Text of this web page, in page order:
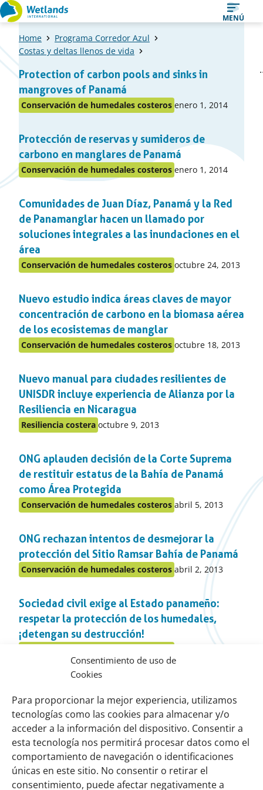
Consentimiento de uso de
Cookies
Para proporcionar la mejor experiencia, utilizamos
tecnologías como las cookies para almacenar y/o
acceder a la información del dispositivo. Consentir a
esta tecnología nos permitirá procesar datos como el
comportamiento de navegación o identificaciones
únicas en este sitio. No consentir o retirar el
consentimiento, puede afectar negativamente a
Ir
al
contenido
MENÚ
Home
Programa Corredor Azul
Costas y deltas llenos de vida
Una
lista
de
items
Protection of carbon pools and sinks in
mangroves of Panamá
Publicado
el
apartado
Conservación de humedales costeros Publicado
enero 1, 2014
Protección de reservas y sumideros de
carbono en manglares de Panamá
Publicado
el
apartado
Conservación de humedales costeros Publicado
enero 1, 2014
Comunidades de Juan Díaz, Panamá y la Red
de Panamanglar hacen un llamado por
soluciones integrales a las inundaciones en el
área
Publicado
el
apartado
Conservación de humedales costeros Publicado
octubre 24, 2013
Nuevo estudio indica áreas claves de mayor
concentración de carbono en la biomasa aérea
de los ecosistemas de manglar
Publicado
el
apartado
Conservación de humedales costeros Publicado
octubre 18, 2013
Nuevo manual para ciudades resilientes de
UNISDR incluye experiencia de Alianza por la
Resiliencia en Nicaragua
Publicado
el
apartado
Resiliencia costera Publicado
octubre 9, 2013
ONG aplauden decisión de la Corte Suprema
de restituir estatus de la Bahía de Panamá
como Área Protegida
Publicado
el
apartado
Conservación de humedales costeros Publicado
abril 5, 2013
ONG rechazan intentos de desmejorar la
protección del Sitio Ramsar Bahía de Panamá
Publicado
el
apartado
Conservación de humedales costeros Publicado
abril 2, 2013
Sociedad civil exige al Estado panameño:
respetar la protección de los humedales,
¡detengan su destrucción!
apartado
en:
costera
Publicado
en
el
apartado
Conservación de humedales costeros Publicado
en:
enero 1, 2013
Links
importantes
Sobre nosotros
Nuestra red